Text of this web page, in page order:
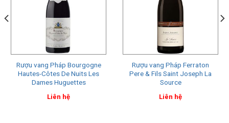
Rượu vang Pháp Bourgogne
Hautes-Côtes De Nuits Les
Dames Huguettes
Liên hệ
Rượu vang Pháp Ferraton
Pere & Fils Saint Joseph La
Source
Liên hệ